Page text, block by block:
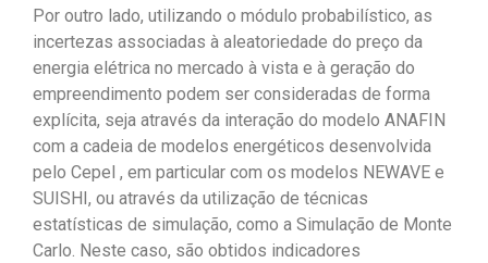
Por outro lado, utilizando o módulo probabilístico, as
incertezas associadas à aleatoriedade do preço da
energia elétrica no mercado à vista e à geração do
empreendimento podem ser consideradas de forma
explícita, seja através da interação do modelo ANAFIN
com a cadeia de modelos energéticos desenvolvida
pelo Cepel , em particular com os modelos NEWAVE e
SUISHI, ou através da utilização de técnicas
estatísticas de simulação, como a Simulação de Monte
Carlo. Neste caso, são obtidos indicadores